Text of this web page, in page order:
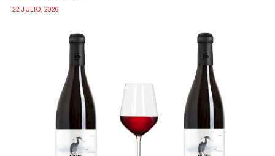
22 JULIO, 2026